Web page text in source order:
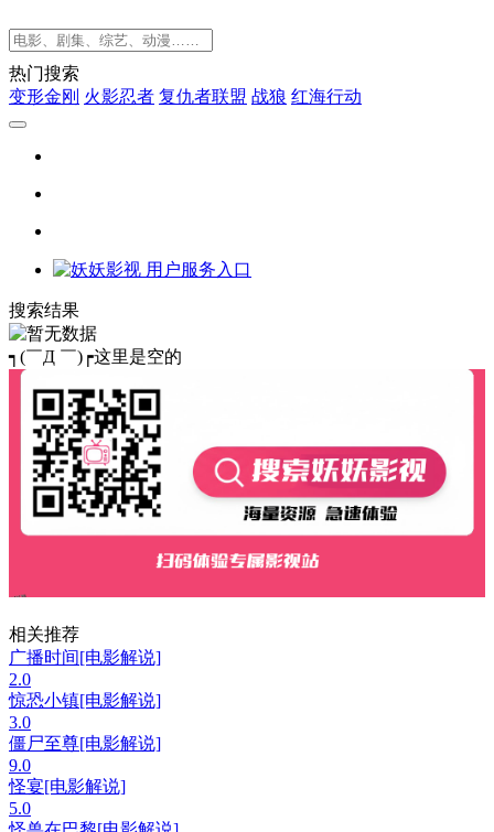
热门搜索
变形金刚 火影忍者 复仇者联盟 战狼 红海行动
搜索结果
┑(￣Д ￣)┍这里是空的
相关推荐
广播时间[电影解说]
2.0
惊恐小镇[电影解说]
3.0
僵尸至尊[电影解说]
9.0
怪宴[电影解说]
5.0